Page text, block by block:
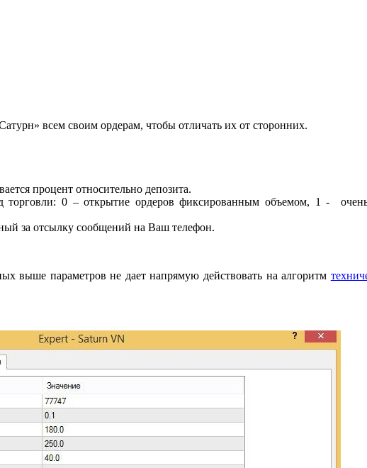
всем своим ордерам, чтобы отличать их от сторонних.
процент относительно депозита.
торговли: 0 – открытие ордеров фиксированным объемом, 1 -
за отсылку сообщений на Ваш телефон.
выше параметров не дает напрямую действовать на алгоритм